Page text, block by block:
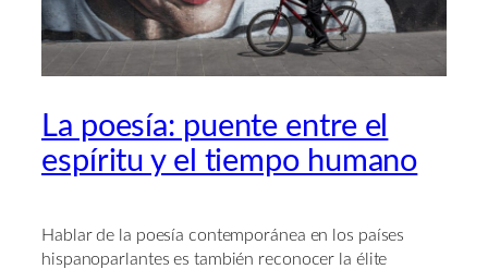
La poesía: puente entre el
espíritu y el tiempo humano
Hablar de la poesía contemporánea en los países
hispanoparlantes es también reconocer la élite